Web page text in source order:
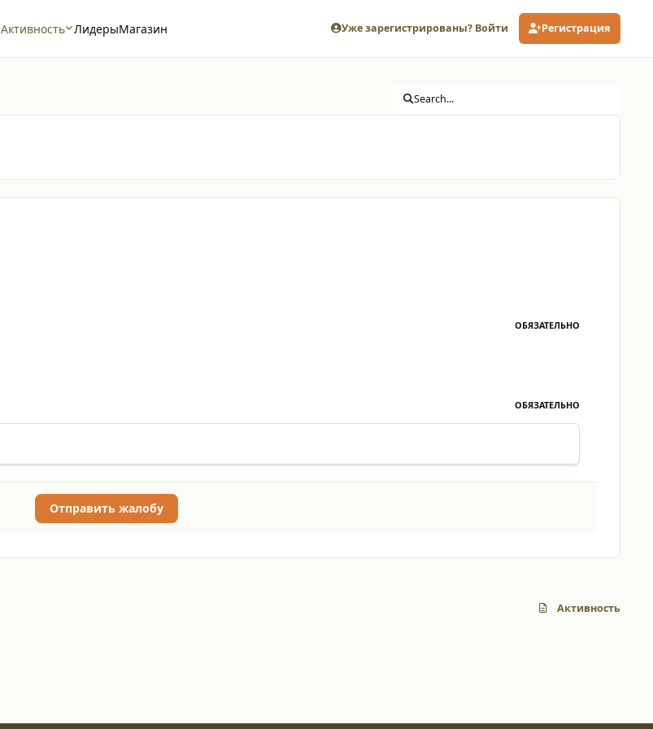
Активность ЛидерыМагазин Уже зарегистрированы? Войти Регистрация
Search...
ОБЯЗАТЕЛЬНО
ОБЯЗАТЕЛЬНО
Отправить жалобу
Активность